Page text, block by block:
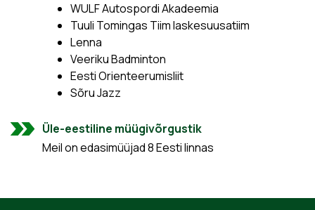
WULF Autospordi Akadeemia
Tuuli Tomingas Tiim laskesuusatiim
Lenna
Veeriku Badminton
Eesti Orienteerumisliit
Sõru Jazz
Üle-eestiline müügivõrgustik
Meil on edasimüüjad 8 Eesti linnas